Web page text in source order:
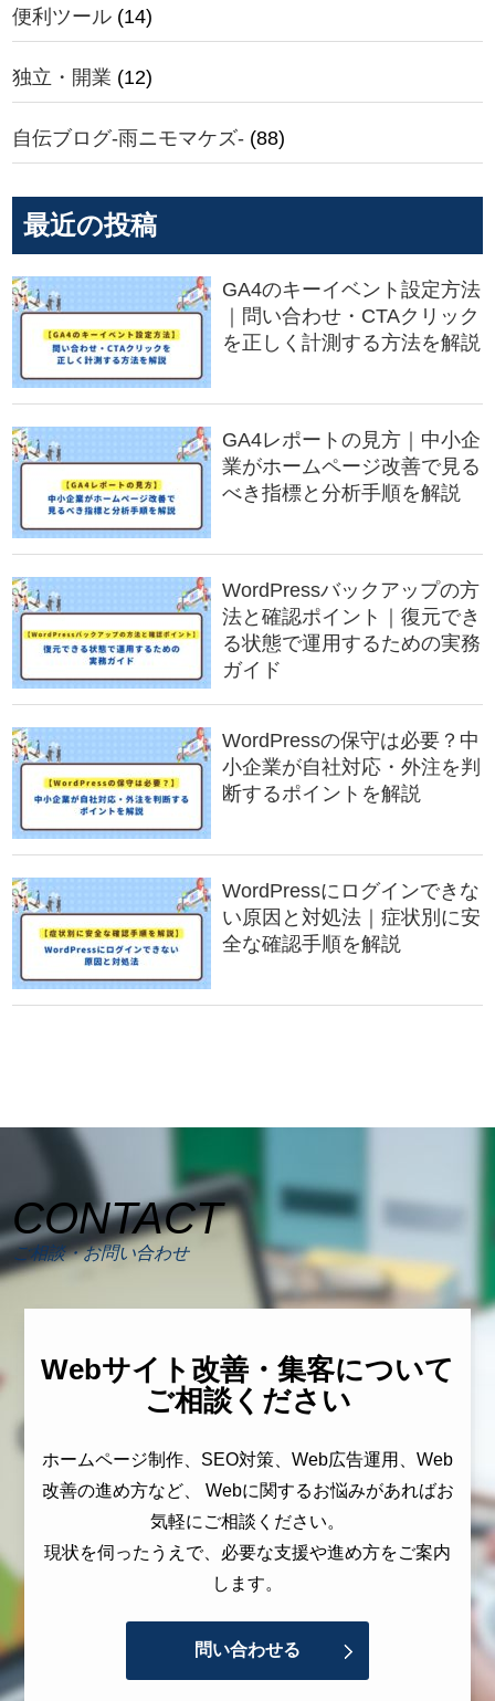
便利ツール (14)
独立・開業 (12)
自伝ブログ-雨ニモマケズ- (88)
最近の投稿
GA4のキーイベント設定方法
｜問い合わせ・CTAクリック
を正しく計測する方法を解説
GA4レポートの見方｜中小企
業がホームページ改善で見る
べき指標と分析手順を解説
WordPressバックアップの方
法と確認ポイント｜復元でき
る状態で運用するための実務
ガイド
WordPressの保守は必要？中
小企業が自社対応・外注を判
断するポイントを解説
WordPressにログインできな
い原因と対処法｜症状別に安
全な確認手順を解説
CONTACT
ご相談・お問い合わせ
Webサイト改善・集客について
ご相談ください
ホームページ制作、SEO対策、Web広告運用、Web
改善の進め方など、 Webに関するお悩みがあればお
気軽にご相談ください。
現状を伺ったうえで、必要な支援や進め方をご案内
します。
問い合わせる